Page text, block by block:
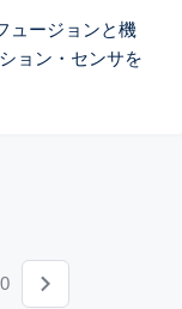
ュージョンと機
ョン・センサを